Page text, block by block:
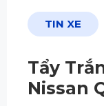
TIN XE
Tẩy
Nissan